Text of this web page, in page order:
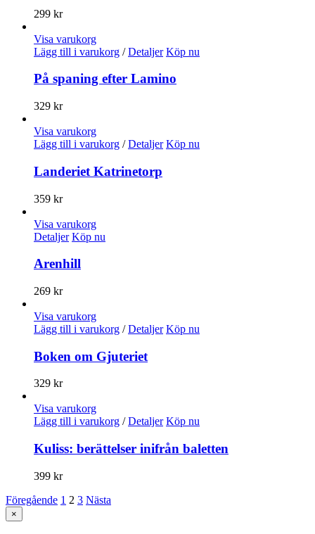
299 kr
Visa varukorg
Lägg till i varukorg / Detaljer Köp nu
På spaning efter Lamino
329 kr
Visa varukorg
Lägg till i varukorg / Detaljer Köp nu
Landeriet Katrinetorp
359 kr
Visa varukorg
Detaljer Köp nu
Arenhill
269 kr
Visa varukorg
Lägg till i varukorg / Detaljer Köp nu
Boken om Gjuteriet
329 kr
Visa varukorg
Lägg till i varukorg / Detaljer Köp nu
Kuliss: berättelser inifrån baletten
399 kr
Föregående 1 2 3 Nästa
Stäng
snabbvy
×